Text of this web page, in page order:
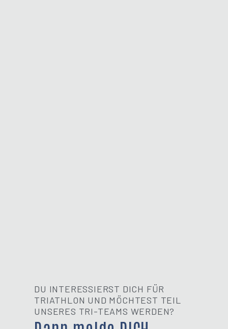
DU INTERESSIERST DICH FÜR
TRIATHLON UND MÖCHTEST TEIL
UNSERES TRI-TEAMS WERDEN?